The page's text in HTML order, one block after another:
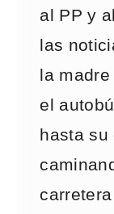
al PP y
las
la
el
hasta su